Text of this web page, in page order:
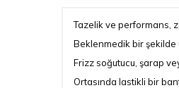
Tazelik ve performans,
Beklenmedik bir şekilde
Frizz soğutucu, şarap
Ortasında lastikli bir